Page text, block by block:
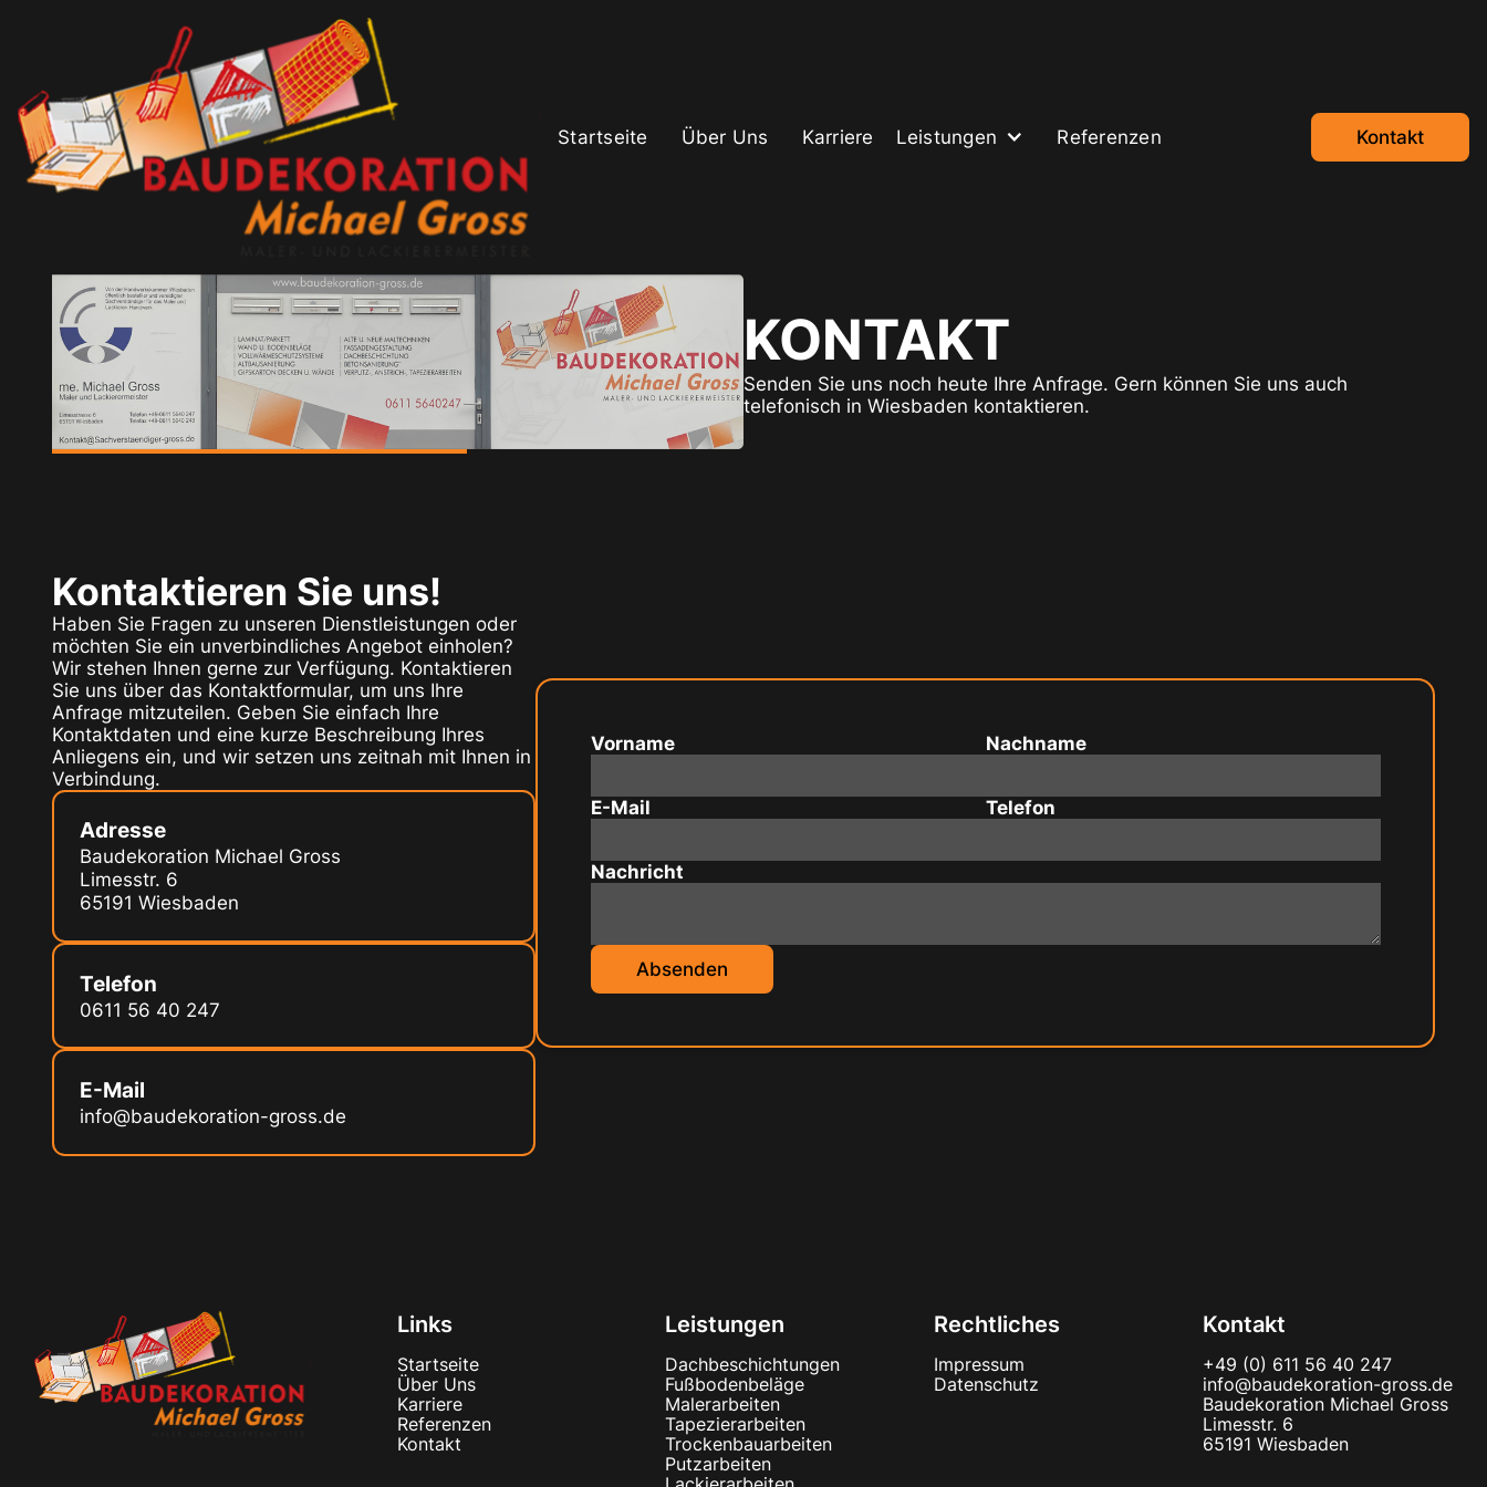
Startseite Über Uns Karriere Leistungen Referenzen Kontakt
KONTAKT
Senden Sie uns noch heute Ihre Anfrage. Gern können Sie uns auch
telefonisch in Wiesbaden kontaktieren.
Kontaktieren Sie uns!
Haben Sie Fragen zu unseren Dienstleistungen oder
möchten Sie ein unverbindliches Angebot einholen?
Wir stehen Ihnen gerne zur Verfügung. Kontaktieren
Sie uns über das Kontaktformular, um uns Ihre
Anfrage mitzuteilen. Geben Sie einfach Ihre
Kontaktdaten und eine kurze Beschreibung Ihres
Anliegens ein, und wir setzen uns zeitnah mit Ihnen in
Verbindung.
Adresse
Baudekoration Michael Gross
Limesstr. 6
65191 Wiesbaden
Telefon
0611 56 40 247
E-Mail
info@baudekoration-gross.de
Vorname Nachname
E-Mail Telefon
Nachricht
Links
Startseite
Über Uns
Karriere
Referenzen
Kontakt
Leistungen
Dachbeschichtungen
Fußbodenbeläge
Malerarbeiten
Tapezierarbeiten
Trockenbauarbeiten
Putzarbeiten
Rechtliches
Impressum
Datenschutz
Kontakt
+49 (0) 611 56 40 247
info@baudekoration-gross.de
Baudekoration Michael Gross
Limesstr. 6
65191 Wiesbaden